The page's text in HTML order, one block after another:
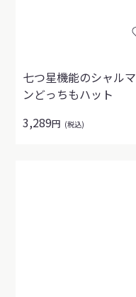
七つ星機能のシャルマ
ンどっちもハット
3,289円 (税込)